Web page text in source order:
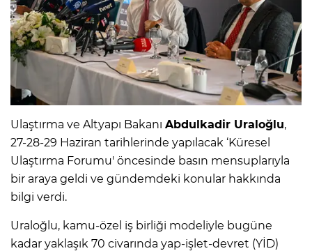
Ulaştırma ve Altyapı Bakanı Abdulkadir Uraloğlu,
27-28-29 Haziran tarihlerinde yapılacak ‘Küresel
Ulaştırma Forumu' öncesinde basın mensuplarıyla
bir araya geldi ve gündemdeki konular hakkında
bilgi verdi.
Uraloğlu, kamu-özel iş birliği modeliyle bugüne
kadar yaklaşık 70 civarında yap-işlet-devret (YİD)